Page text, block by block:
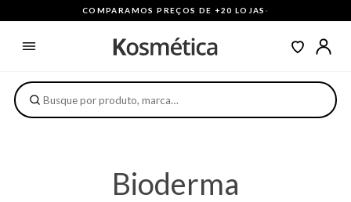
COMPARAMOS PREÇOS DE +20 LOJAS ·
Bioderma